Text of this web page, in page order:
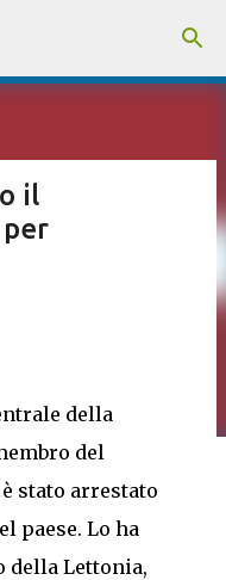
il
della
del
stato arrestato
paese. Lo ha
Lettonia,